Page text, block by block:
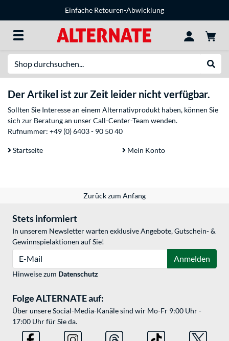
Einfache Retouren-Abwicklung
Der Artikel ist zur Zeit leider nicht verfügbar.
Sollten Sie Interesse an einem Alternativprodukt haben, können Sie
sich zur Beratung an unser Call-Center-Team wenden.
Rufnummer: +49 (0) 6403 - 90 50 40
Startseite Mein Konto
Zurück zum Anfang
Stets informiert
In unserem Newsletter warten exklusive Angebote, Gutschein- &
Gewinnspielaktionen auf Sie!
Anmelden
Hinweise zum Datenschutz
Folge ALTERNATE auf:
Über unsere Social-Media-Kanäle sind wir Mo-Fr 9:00 Uhr -
17:00 Uhr für Sie da.